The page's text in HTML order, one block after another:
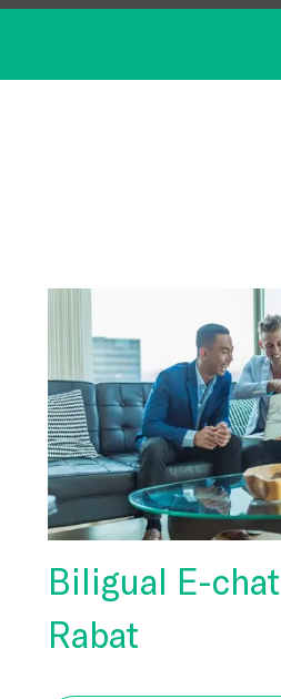
Biligual E-
Rabat